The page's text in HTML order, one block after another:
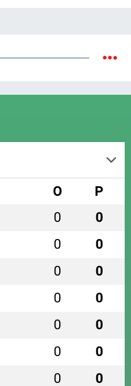
O P
0 0
0 0
0 0
0 0
0 0
0 0
0 0